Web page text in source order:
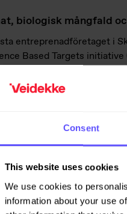
Consent
This website uses cookies
We use cookies to
information about your use
biologisk mångfald
entreprenadföretaget i
Based Targets initiative
och nå nettonoll senast
våra växtgasutsläpp
minskad avskogning
cirkulär ekonomi
A) och EcoVadis
i fokus